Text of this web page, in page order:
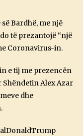
Bardhë, me një
të prezantojë “një
Coronavirus-in.
e tij me prezencën
Alex Azar
dhe